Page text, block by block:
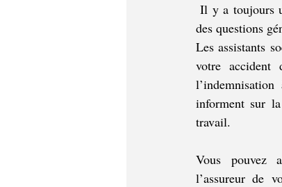
Il y a toujours un(e) assistant(e) social(e) de Fedris dans votre région. Vous pouvez aussi lui poser
des questions
Les assistants
votre
informent sur
travail.
Vous pouvez
l’assureur de